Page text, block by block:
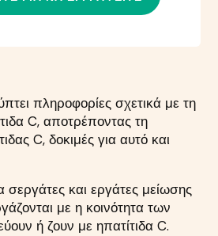
πληροφορίες σχετικά με τη
C, αποτρέποντας τη
C,δοκιμές για αυτό και
σεργάτες και εργάτες μείωσης
με η κοινότητα των
ή ζουν με ηπατίτιδα C.